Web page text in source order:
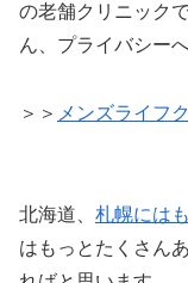
の老舗クリニック
ん、プライバシー
＞＞ メンズライフ
北海道、 札幌には
はもっとたくさん